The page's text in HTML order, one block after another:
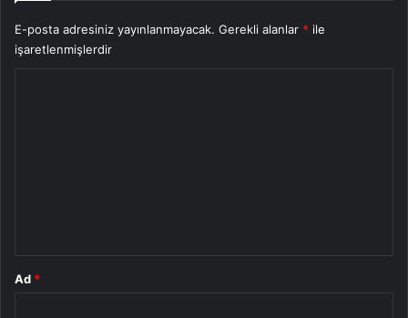
E-posta adresiniz yayınlanmayacak. Gerekli alanlar * ile
işaretlenmişlerdir
Ad *